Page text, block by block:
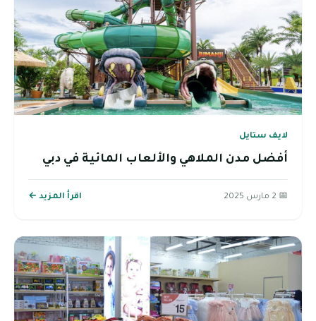
لايف ستايل
أفضل مدن الملاهي والألعاب المائية في دبي
📅 2 مارس 2025 اقرأ المزيد ←